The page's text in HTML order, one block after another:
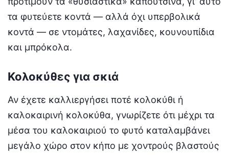
τα φυτεύετε κοντά — αλλά όχι υπερβολικά
κοντά — σε ντομάτες, λαχανίδες, κουνουπίδια
και μπρόκολα.
Κολοκύθες για σκιά
Αν έχετε καλλιεργήσει ποτέ κολοκύθι ή
καλοκαιρινή κολοκύθα, γνωρίζετε ότι μέχρι τα
μέσα του καλοκαιριού το φυτό καταλαμβάνει
μεγάλο χώρο στον κήπο με χοντρούς βλαστούς